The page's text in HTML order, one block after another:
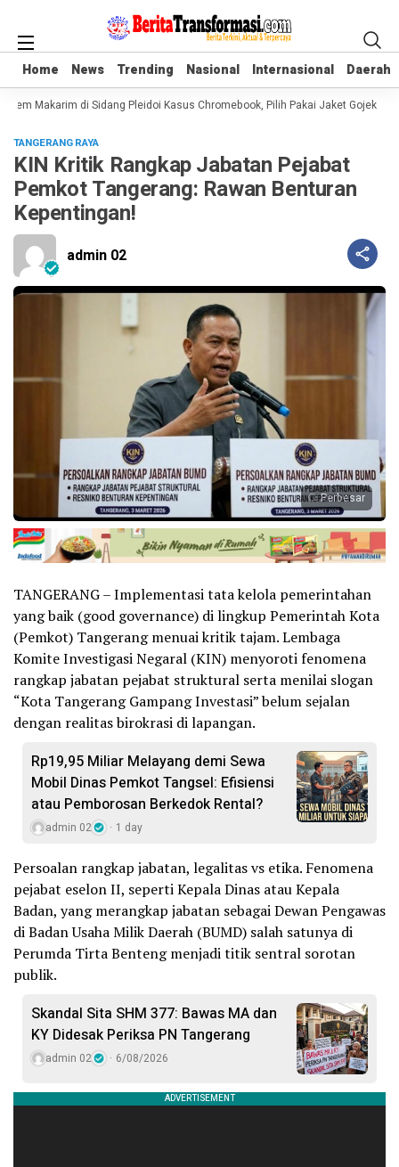
Home News Trending Nasional Internasional Daerah
Home News Trending Nasional Internasional Daerah
Makarim di Sidang Pleidoi Kasus Chromebook, Pilih Pakai Jaket Gojek
TANGERANG RAYA
KIN Kritik Rangkap Jabatan Pejabat
Pemkot Tangerang: Rawan Benturan
Kepentingan!
admin 02
Perbesar
TANGERANG – Implementasi tata kelola pemerintahan
yang baik (good governance) di lingkup Pemerintah Kota
(Pemkot) Tangerang menuai kritik tajam. Lembaga
Komite Investigasi Negaral (KIN) menyoroti fenomena
rangkap jabatan pejabat struktural serta menilai slogan
“Kota Tangerang Gampang Investasi” belum sejalan
dengan realitas birokrasi di lapangan.
Rp19,95 Miliar Melayang demi Sewa
Mobil Dinas Pemkot Tangsel: Efisiensi
atau Pemborosan Berkedok Rental?
admin 02 1 day
Persoalan rangkap jabatan, legalitas vs etika. Fenomena
pejabat eselon II, seperti Kepala Dinas atau Kepala
Badan, yang merangkap jabatan sebagai Dewan Pengawas
di Badan Usaha Milik Daerah (BUMD) salah satunya di
Perumda Tirta Benteng menjadi titik sentral sorotan
publik.
Skandal Sita SHM 377: Bawas MA dan
KY Didesak Periksa PN Tangerang
admin 02 6/08/2026